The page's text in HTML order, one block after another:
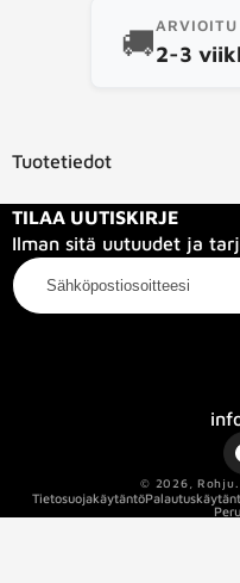
🚚2-3
Tuotetiedot
TILAA UUTISKIRJE
Ilman sitä uutuudet ja
Sähköpostiosoitteesi
© 2026, Rohju
Tietosuojakäytäntö